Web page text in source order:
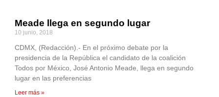
Meade llega en segundo lugar
10 junio, 2018
CDMX, (Redacción).- En el próximo debate por la
presidencia de la República el candidato de la coalición
Todos por México, José Antonio Meade, llega en segundo
lugar en las preferencias
Leer más »